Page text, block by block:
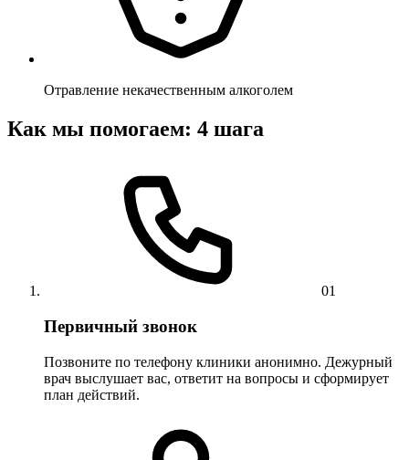
Отравление некачественным алкоголем
Как мы помогаем: 4 шага
01
Первичный звонок
Позвоните по телефону клиники анонимно. Дежурный
врач выслушает вас, ответит на вопросы и сформирует
план действий.